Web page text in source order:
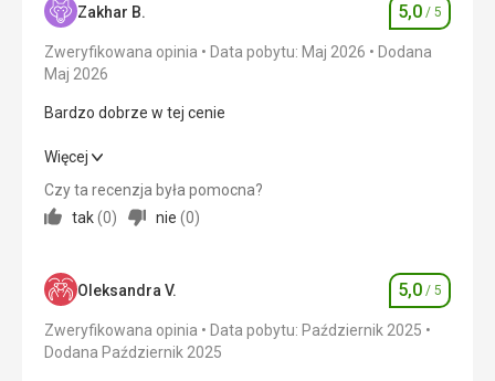
Zakhar B. Ocena
5,0 / 5
Zweryfikowana opinia Data pobytu: Maj 2026
Dodana
Maj 2026
Bardzo dobrze w tej cenie
Bardzo dobrze w tej cenie
Wyżywienie
Okolica 5,0/ 5
Usługi 5,0/ 5
Więcej
Czy ta recenzja była pomocna?
tak(0) nie (0)
Oleksandra V. Ocena
5,0 / 5
Zweryfikowana opinia
Data pobytu: Październik 2025
Dodana Październik 2025